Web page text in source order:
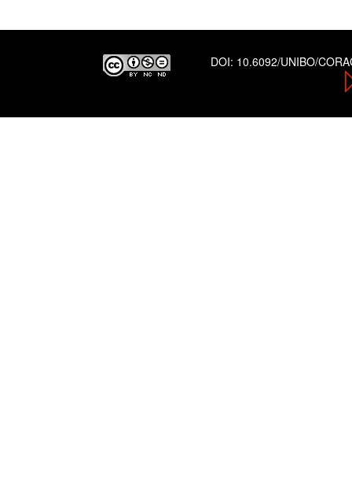
DOI: 10.6092/UNIBO/